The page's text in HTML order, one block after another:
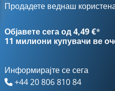
Продадете веднаш
Објавете сега од 4,49 €*
11 милиони купувачи ве
Информирајте се сега
+44 20 806 810 84